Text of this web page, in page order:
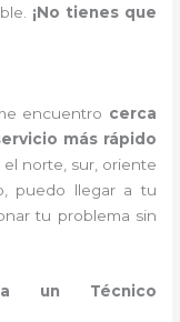
¡No tienes que
encuentro cerca
más rápido
el norte, sur, oriente
puedo llegar a tu
tu problema sin
a un Técnico